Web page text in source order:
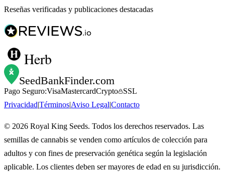
Reseñas verificadas y publicaciones destacadas
Herb
SeedBankFinder.com
Pago Seguro:VisaMastercardCrypto
SSL
PrivacidadTérminosAviso LegalContacto
© 2026 Royal King Seeds. Todos los derechos reservados. Las
semillas de cannabis se venden como artículos de colección para
adultos y con fines de preservación genética según la legislación
aplicable. Los clientes deben ser mayores de edad en su jurisdicción.